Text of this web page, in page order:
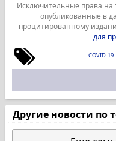
Исключительные права на
опубликованные в
процитированному
для
COVID-19
Другие новости по